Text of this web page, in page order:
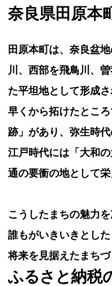
奈良県田原本
田原本町は、奈良盆
川、西部を飛鳥川、
た平坦地として形成
早くから拓けたとこ
跡」があり、弥生時
江戸時代には「大和
通の要衝の地として栄
こうしたまちの魅力
誰もがいきいきとし
将来を見据えたまちづ
ふるさと納税